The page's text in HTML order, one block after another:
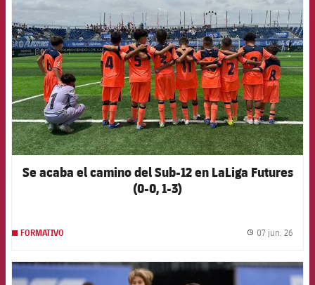
Se acaba el camino del Sub-12 en LaLiga Futures
(0-0, 1-3)
FORMATIVO 07 jun. 26
FCB Barcelona badge